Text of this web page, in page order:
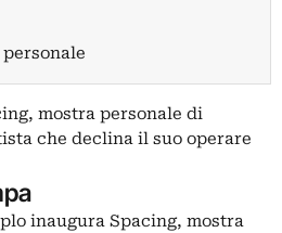
mostra personale di
che declina il suo operare
inaugura Spacing, mostra